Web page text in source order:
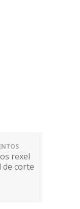
rexel
de corte
clips